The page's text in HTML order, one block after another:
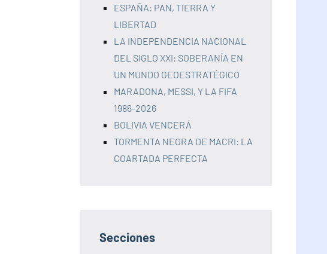
ESPAÑA: PAN, TIERRA Y
LIBERTAD
LA INDEPENDENCIA NACIONAL
DEL SIGLO XXI: SOBERANÍA EN
UN MUNDO GEOESTRATÉGICO
MARADONA, MESSI, Y LA FIFA
1986-2026
BOLIVIA VENCERÁ
TORMENTA NEGRA DE MACRI: LA
COARTADA PERFECTA
Secciones